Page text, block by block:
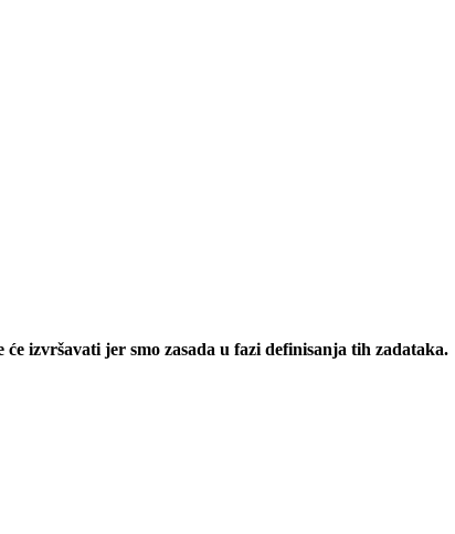
izvršavati jer smo zasada u fazi definisanja tih zadataka.